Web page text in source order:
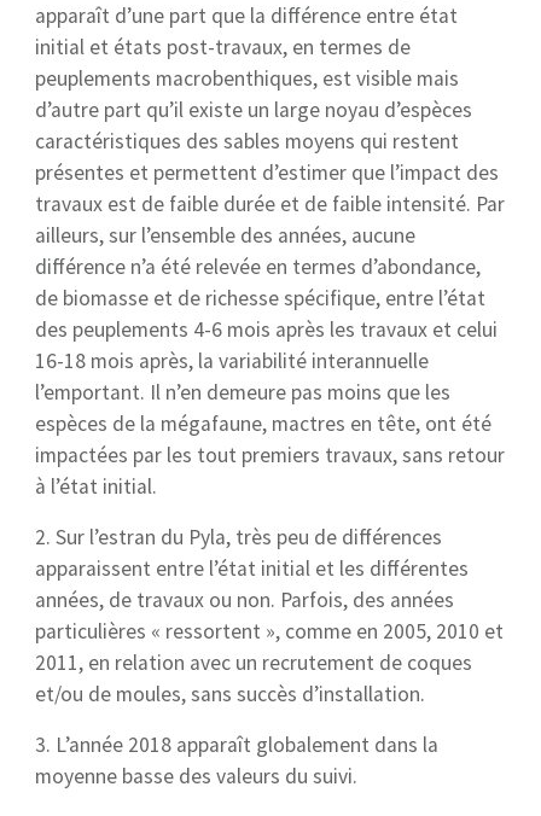
apparaît d’une part que la différence entre état
initial et états post-travaux, en termes de
peuplements macrobenthiques, est visible mais
d’autre part qu’il existe un large noyau d’espèces
caractéristiques des sables moyens qui restent
présentes et permettent d’estimer que l’impact des
travaux est de faible durée et de faible intensité. Par
ailleurs, sur l’ensemble des années, aucune
différence n’a été relevée en termes d’abondance,
de biomasse et de richesse spécifique, entre l’état
des peuplements 4-6 mois après les travaux et celui
16-18 mois après, la variabilité interannuelle
l’emportant. Il n’en demeure pas moins que les
espèces de la mégafaune, mactres en tête, ont été
impactées par les tout premiers travaux, sans retour
à l’état initial.
2. Sur l’estran du Pyla, très peu de différences
apparaissent entre l’état initial et les différentes
années, de travaux ou non. Parfois, des années
particulières « ressortent », comme en 2005, 2010 et
2011, en relation avec un recrutement de coques
et/ou de moules, sans succès d’installation.
3. L’année 2018 apparaît globalement dans la
moyenne basse des valeurs du suivi.